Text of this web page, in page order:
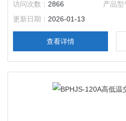
胆尺寸（mm）：500*400*600$n外
700*1040*1750$n电源电压：
访问次数： 2866 产品型
更新日期： 2026-01-13
查看详情